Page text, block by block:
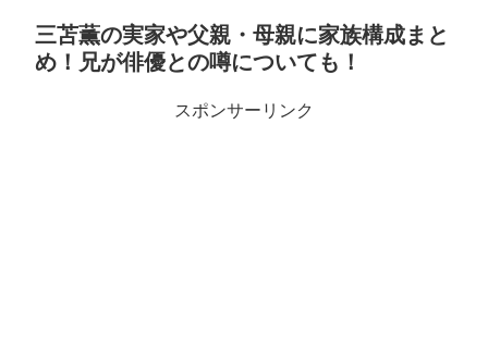
三苫薫の実家や父親・母親に家族構成まと
め！兄が俳優との噂についても！
スポンサーリンク